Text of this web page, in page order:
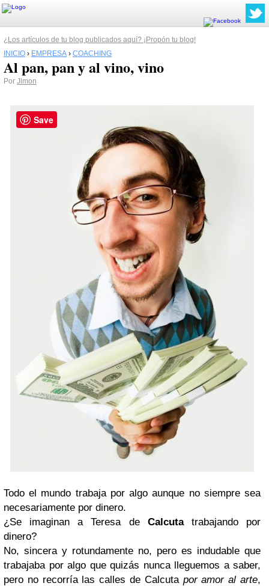
¿Los artículos de tu blog publicados aquí? ¡Propón tu blog!
INICIO › EMPRESA › COACHING
Al pan, pan y al vino, vino
Por Jlmon
Todo el mundo trabaja por algo aunque no siempre sea
necesariamente por dinero.
¿Se imaginan a Teresa de Calcutatrabajando por
dinero?
No, sincera y rotundamente no, pero es indudable que
trabajaba por algo que quizás nunca lleguemos a saber,
pero no recorría las calles de Calcuta por amor al arte,
Save